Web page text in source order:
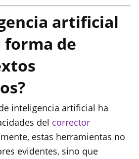
artificial
forma de
inteligencia artificial ha
del corrector
estas herramientas no
evidentes, sino que